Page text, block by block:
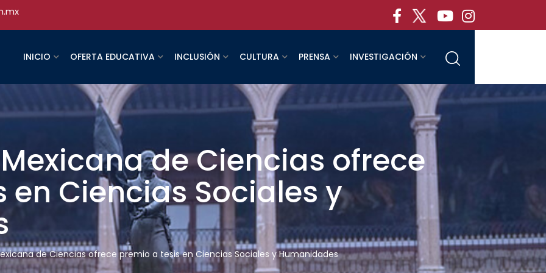
INICIO OFERTA EDUCATIVA INCLUSIÓN CULTURA PRENSA INVESTIGACIÓN
de Ciencias ofrece
en Ciencias Sociales y
de Ciencias ofrece premio a tesis en Ciencias Sociales y Humanidades